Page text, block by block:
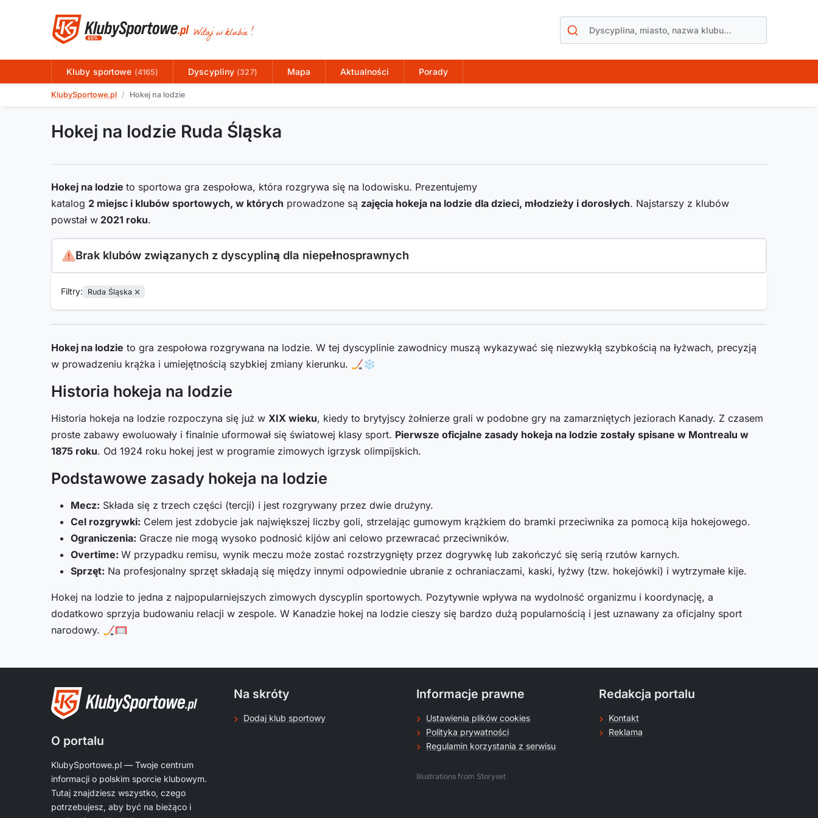
Kluby sportowe (4165) Dyscypliny (327) Mapa Aktualności Porady
KlubySportowe.pl Hokej na lodzie
Hokej na lodzie Ruda Śląska
Hokej na lodzie to sportowa gra zespołowa, która rozgrywa się na lodowisku. Prezentujemy
katalog 2 miejsc i klubów sportowych, w których prowadzone są zajęcia hokeja na lodzie dla dzieci, młodzieży i dorosłych. Najstarszy z klubów
powstał w 2021 roku.
Brak klubów związanych z dyscypliną dla niepełnosprawnych
Filtry: Ruda Śląska
Hokej na lodzie to gra zespołowa rozgrywana na lodzie. W tej dyscyplinie zawodnicy muszą wykazywać się niezwykłą szybkością na łyżwach, precyzją
w prowadzeniu krążka i umiejętnością szybkiej zmiany kierunku. 🏒❄️
Historia hokeja na lodzie
Historia hokeja na lodzie rozpoczyna się już w XIX wieku, kiedy to brytyjscy żołnierze grali w podobne gry na zamarzniętych jeziorach Kanady. Z czasem
proste zabawy ewoluowały i finalnie uformował się światowej klasy sport. Pierwsze oficjalne zasady hokeja na lodzie zostały spisane w Montrealu w
1875 roku. Od 1924 roku hokej jest w programie zimowych igrzysk olimpijskich.
Podstawowe zasady hokeja na lodzie
Mecz: Składa się z trzech części (tercji) i jest rozgrywany przez dwie drużyny.
Cel rozgrywki: Celem jest zdobycie jak największej liczby goli, strzelając gumowym krążkiem do bramki przeciwnika za pomocą kija hokejowego.
Ograniczenia: Gracze nie mogą wysoko podnosić kijów ani celowo przewracać przeciwników.
Overtime: W przypadku remisu, wynik meczu może zostać rozstrzygnięty przez dogrywkę lub zakończyć się serią rzutów karnych.
Sprzęt: Na profesjonalny sprzęt składają się między innymi odpowiednie ubranie z ochraniaczami, kaski, łyżwy (tzw. hokejówki) i wytrzymałe kije.
Hokej na lodzie to jedna z najpopularniejszych zimowych dyscyplin sportowych. Pozytywnie wpływa na wydolność organizmu i koordynację, a
dodatkowo sprzyja budowaniu relacji w zespole. W Kanadzie hokej na lodzie cieszy się bardzo dużą popularnością i jest uznawany za oficjalny sport
narodowy. 🏒🥅
O portalu
KlubySportowe.pl — Twoje centrum
informacji o polskim sporcie klubowym.
Tutaj znajdziesz wszystko, czego
potrzebujesz, aby być na bieżąco i
Na skróty
Dodaj klub sportowy
Informacje prawne
Ustawienia plików cookies
Polityka prywatności
Regulamin korzystania z serwisu
Illustrations from Storyset
Redakcja portalu
Kontakt
Reklama